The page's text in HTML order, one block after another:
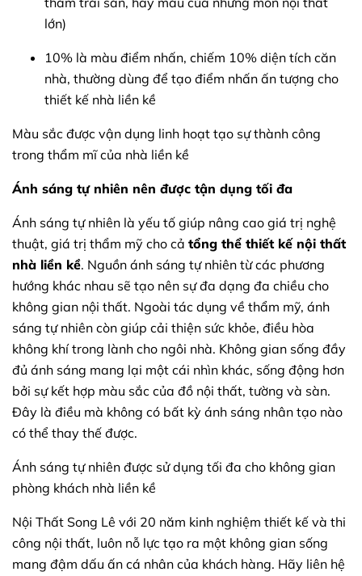
lớn)
10% là màu điểm nhấn, chiếm 10% diện tích căn
nhà, thường dùng để tạo điểm nhấn ấn tượng cho
thiết kế nhà liền kề
Màu sắc được vận dụng linh hoạt tạo sự thành công
trong thẩm mĩ của nhà liền kề
Ánh sáng tự nhiên nên được tận dụng tối đa
Ánh sáng tự nhiên là yếu tố giúp nâng cao giá trị nghệ
thuật, giá trị thẩm mỹ cho cả tổng thể thiết kế nội thất
nhà liền kề. Nguồn ánh sáng tự nhiên từ các phương
hướng khác nhau sẽ tạo nên sự đa dạng đa chiều cho
không gian nội thất. Ngoài tác dụng về thẩm mỹ, ánh
sáng tự nhiên còn giúp cải thiện sức khỏe, điều hòa
không khí trong lành cho ngôi nhà. Không gian sống đầy
đủ ánh sáng mang lại một cái nhìn khác, sống động hơn
bởi sự kết hợp màu sắc của đồ nội thất, tường và sàn.
Đây là điều mà không có bất kỳ ánh sáng nhân tạo nào
có thể thay thế được.
Ánh sáng tự nhiên được sử dụng tối đa cho không gian
phòng khách nhà liền kề
Nội Thất Song Lê với 20 năm kinh nghiệm thiết kế và thi
công nội thất, luôn nỗ lực tạo ra một không gian sống
mang đậm dấu ấn cá nhân của khách hàng. Hãy liên hệ